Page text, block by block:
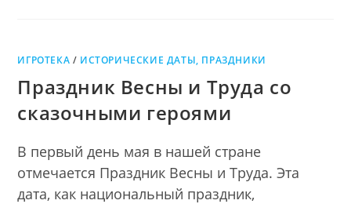
ПЕРВЫЙ
ИГРОТЕКА / ИСТОРИЧЕСКИЕ ДАТЫ, ПРАЗДНИКИ
Праздник Весны и Труда со
сказочными героями
В первый день мая в нашей стране
отмечается Праздник Весны и Труда. Эта
дата, как национальный праздник,